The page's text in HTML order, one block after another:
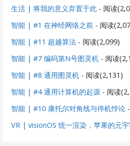
生活 | 将我的意义弃置于此 - 阅读
智能 | #1 在神经网络之前 - 阅读
智能 | #11 超越算法 - 阅读(2,099)
智能 | #7 编码第N号图灵机 - 阅读
智能 | #8 通用图灵机 - 阅读(2,131)
智能 | #4 通用计算机的起源 - 阅读
智能 | #10 康托尔对角线与停机悖论
VR | visionOS 统一渲染，苹果的元